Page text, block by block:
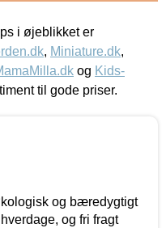
i øjeblikket er
, Miniature.dk,
og Kids-
til gode priser.
og bæredygtigt
og fri fragt